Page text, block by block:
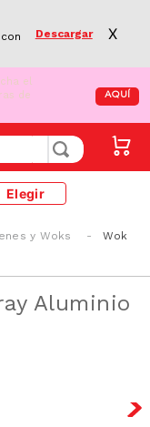
Descargar X
el
de
AQUÍ
Elegir
y Woks
Wok
Aluminio